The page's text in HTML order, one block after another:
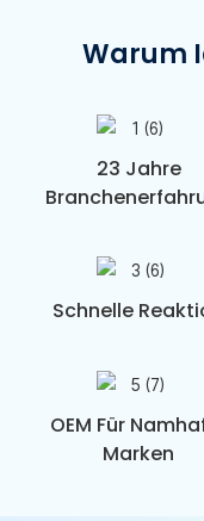
Warum
23 Jahre
Schnelle
OEM Für
Marken